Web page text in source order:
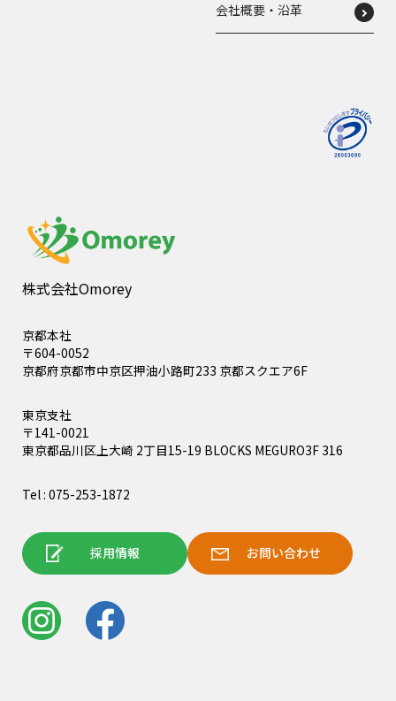
株式会社Omorey
京都本社
〒604-0052
京都府京都市中京区押油小路町233 京都スクエア6F
東京支社
〒141-0021
東京都品川区上大崎 2丁目15-19 BLOCKS MEGURO3F 316
Tel : 075-253-1872
採用情報 お問い合わせ
会社概要・沿革